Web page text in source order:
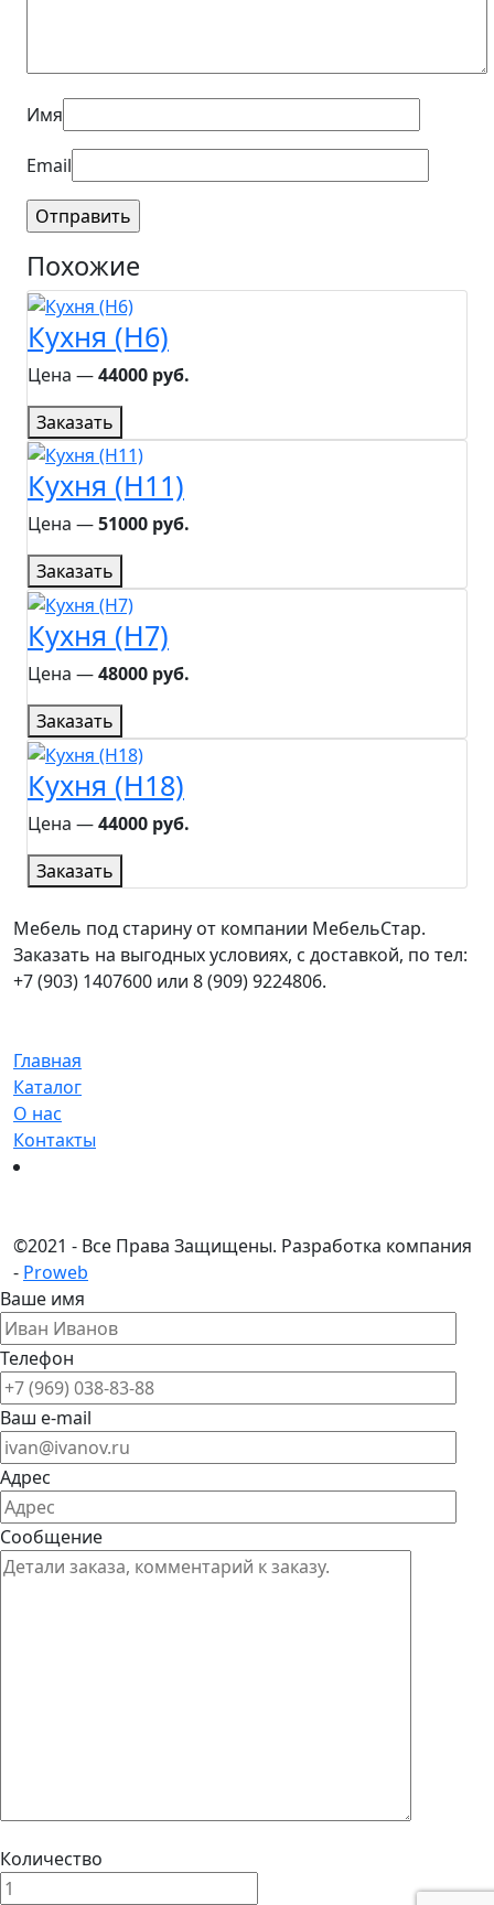
Имя
Email
Похожие
Кухня (H6)
Цена ―44000 руб.
Заказать
Кухня (H11)
Цена ―51000 руб.
Заказать
Кухня (H7)
Цена ―48000 руб.
Заказать
Кухня (H18)
Цена ―44000 руб.
Заказать
Мебель под старину от компании МебельСтар.
Заказать на выгодных условиях, с доставкой, по тел:
+7 (903) 1407600 или 8 (909) 9224806.
Главная
Каталог
О нас
Контакты
©2021 - Все Права Защищены. Разработка компания
- Proweb
Ваше имя
Телефон
Ваш e-mail
Адрес
Сообщение
Количество